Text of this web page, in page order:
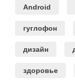
Android
гуглофон
дизайн
здоровье